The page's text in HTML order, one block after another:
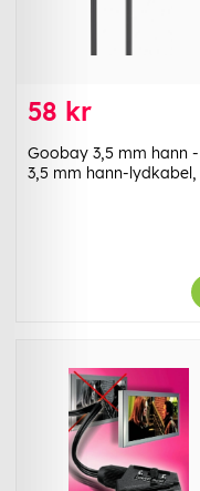
58 kr
Goobay 3,5 mm hann
3,5 mm hann-lydkabel,